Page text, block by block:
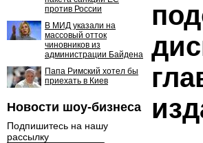
против России
В МИД указали на
массовый отток
чиновников из
администрации Байдена
Папа Римский хотел бы
приехать в Киев
Новости шоу-бизнеса
Подпишитесь на нашу
рассылку